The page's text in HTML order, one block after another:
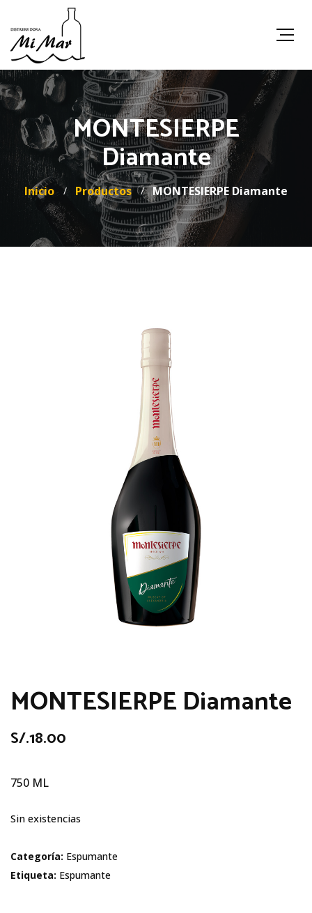
MONTESIERPE
Diamante
Inicio Productos MONTESIERPE Diamante
MONTESIERPE Diamante
S/.18.00
750 ML
Sin existencias
Categoría: Espumante
Etiqueta: Espumante